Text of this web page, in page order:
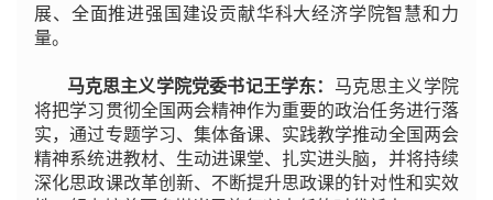
展、全面推进强国建设贡献华科大经济学院智慧和力
量。
马克思主义学院党委书记王学东： 马克思主义学院
将把学习贯彻全国两会精神作为重要的政治任务进行落
实，通过专题学习、集体备课、实践教学推动全国两会
精神系统进教材、生动进课堂、扎实进头脑，并将持续
深化思政课改革创新、不断提升思政课的针对性和实效